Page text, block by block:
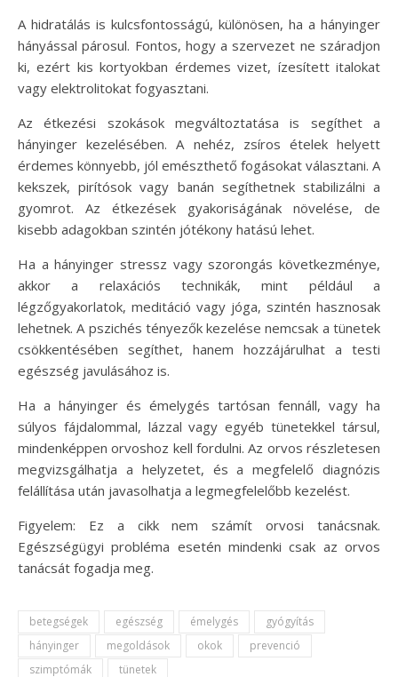
A hidratálás is kulcsfontosságú, különösen, ha a hányinger
hányással párosul. Fontos, hogy a szervezet ne száradjon
ki, ezért kis kortyokban érdemes vizet, ízesített italokat
vagy elektrolitokat fogyasztani.
Az étkezési szokások megváltoztatása is segíthet a
hányinger kezelésében. A nehéz, zsíros ételek helyett
érdemes könnyebb, jól emészthető fogásokat választani. A
kekszek, pirítósok vagy banán segíthetnek stabilizálni a
gyomrot. Az étkezések gyakoriságának növelése, de
kisebb adagokban szintén jótékony hatású lehet.
Ha a hányinger stressz vagy szorongás következménye,
akkor a relaxációs technikák, mint például a
légzőgyakorlatok, meditáció vagy jóga, szintén hasznosak
lehetnek. A pszichés tényezők kezelése nemcsak a tünetek
csökkentésében segíthet, hanem hozzájárulhat a testi
egészség javulásához is.
Ha a hányinger és émelygés tartósan fennáll, vagy ha
súlyos fájdalommal, lázzal vagy egyéb tünetekkel társul,
mindenképpen orvoshoz kell fordulni. Az orvos részletesen
megvizsgálhatja a helyzetet, és a megfelelő diagnózis
felállítása után javasolhatja a legmegfelelőbb kezelést.
Figyelem: Ez a cikk nem számít orvosi tanácsnak.
Egészségügyi probléma esetén mindenki csak az orvos
tanácsát fogadja meg.
betegségek egészség émelygés
gyógyítás
hányinger
megoldások okok
prevenció
szimptómák
tünetek